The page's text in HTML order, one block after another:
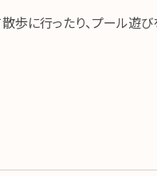
歩に行ったり、プール遊び